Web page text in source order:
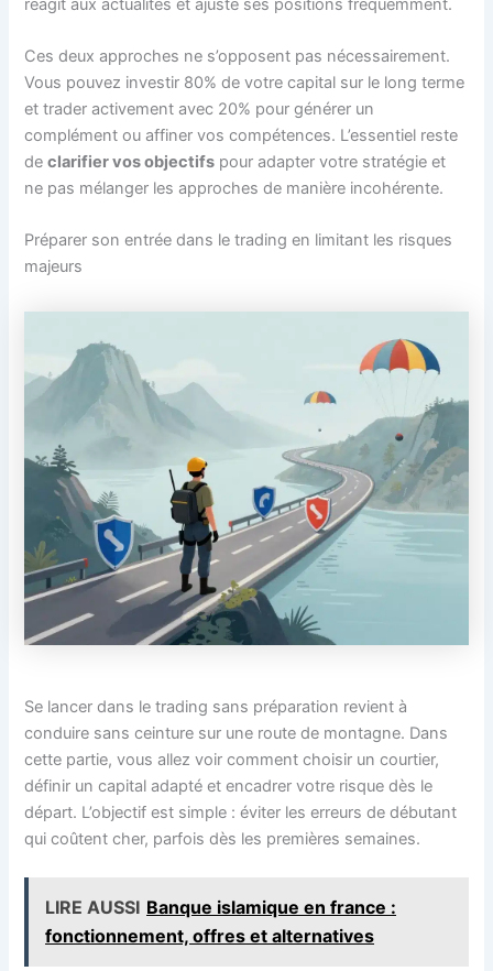
Ces deux approches ne s’opposent pas nécessairement.
Vous pouvez investir 80% de votre capital sur le long terme
et trader activement avec 20% pour générer un
complément ou affiner vos compétences. L’essentiel reste
declarifier vos objectifs pour adapter votre stratégie et
ne pas mélanger les approches de manière incohérente.
Préparer son entrée dans le trading en limitant les risques
majeurs
Se lancer dans le trading sans préparation revient à
conduire sans ceinture sur une route de montagne. Dans
cette partie, vous allez voir comment choisir un courtier,
définir un capital adapté et encadrer votre risque dès le
départ. L’objectif est simple : éviter les erreurs de débutant
qui coûtent cher, parfois dès les premières semaines.
LIRE AUSSI Banque islamique en france :
fonctionnement, offres et alternatives